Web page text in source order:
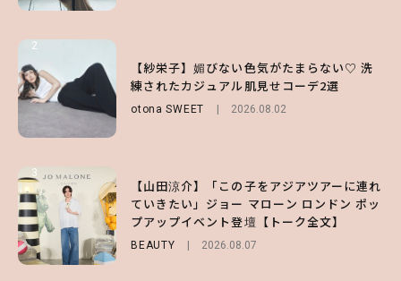
2
【紗栄子】媚びない色気がたまらない♡ 洗
練されたカジュアル肌見せコーデ2選
otona SWEET 2026.08.02
3
【山田涼介】「この子をアジアツアーに連れ
ていきたい」ジョー マローン ロンドン ポッ
プアップイベント登壇【トーク全文】
BEAUTY 2026.08.07
2
【森香澄】理想のスタイルはどう作る？体型
キープの秘訣や夏の過ごし方など独占インタ
ビュー！
ENTERTAINMENT
3
【ハローキティ】がスシローと初コラボ♡
第1弾の気になるメニュー＆限定グッズを総
チェック！
LIFESTYLE 2026.07.31
2
【付録】総柄ハローキティが可愛すぎ♡ 紀
ノ国屋コラボの“優秀保冷バッグ”は夏の強
い味方！【オトナミューズ9月号増刊】
2026.07.12
3
【谷まりあ】夏は“シアースカート”でさり
げなく肌見せ！透け感のニュアンスを楽しめ
るマストハブアイテム4選
FASHION 2026.07.19